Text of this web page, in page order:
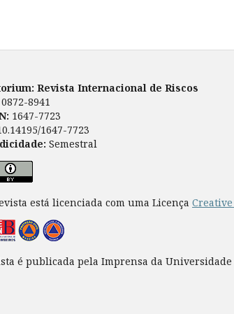
Revista Internacional de Riscos
0872-8941
1647-7723
1647-7723
Semestral
está licenciada com uma Licença
é publicada pela Imprensa da